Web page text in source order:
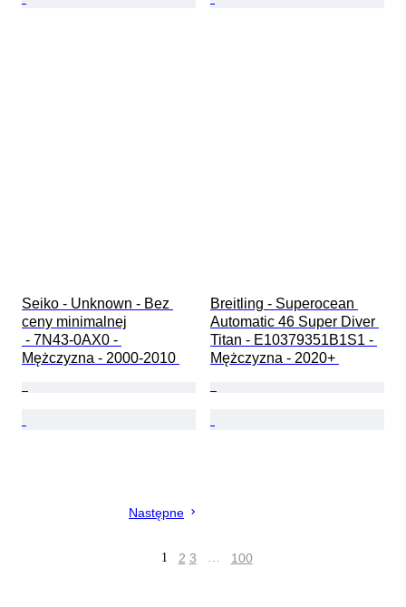
Seiko - Unknown - Bez
ceny minimalnej
Mężczyzna - 2000-2010
Breitling - Superocean
Automatic 46 Super Diver
Titan - E10379351B1S1 -
Mężczyzna - 2020+
Następne
1 2 3 … 100